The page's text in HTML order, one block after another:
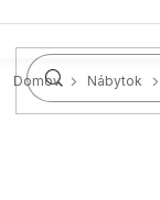
Domov Nábytok